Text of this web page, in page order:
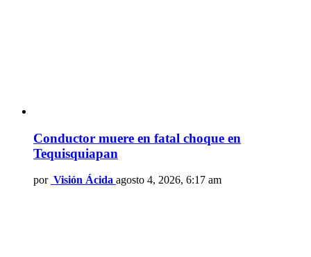
Conductor muere en fatal choque en
Tequisquiapan
por Visión Ácida agosto 4, 2026, 6:17 am